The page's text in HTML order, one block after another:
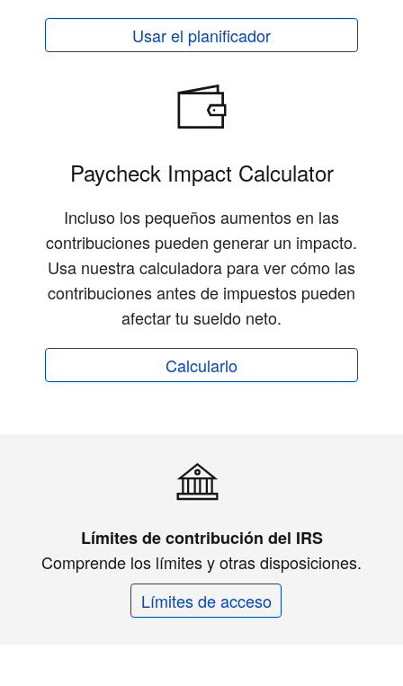
Usar el planificador
Paycheck Impact Calculator
Incluso los pequeños aumentos en las
contribuciones pueden generar un impacto.
Usa nuestra calculadora para ver cómo las
contribuciones antes de impuestos pueden
afectar tu sueldo neto.
Calcularlo
Límites de contribución del IRS
Comprende los límites y otras disposiciones.
Límites de acceso